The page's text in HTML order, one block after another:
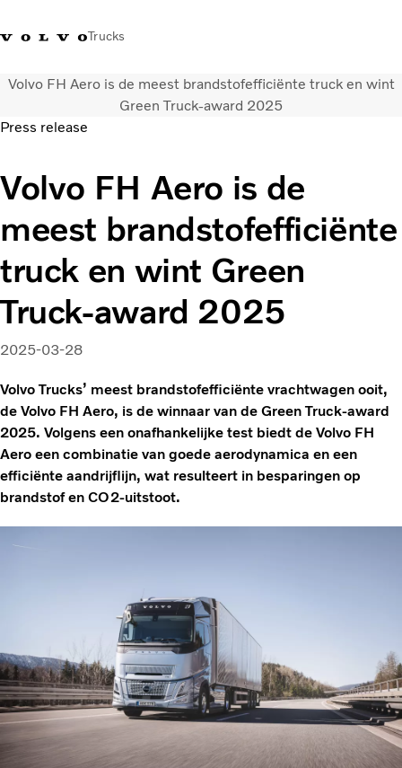
Trucks
ContactKennis vergrotenMerchandiseInloggenNederland
CO2-reductie
Trucks
Truck Builder
Services
Dealer locator
Nieuws
Over ons
Volvo FH Aero is de meest brandstofefficiënte truck en wint
Green Truck-award 2025
Press release
Volvo FH Aero is de
meest brandstofefficiënte
truck en wint Green
Truck-award 2025
2025-03-28
Volvo Trucks’ meest brandstofefficiënte vrachtwagen ooit,
de Volvo FH Aero, is de winnaar van de Green Truck-award
2025. Volgens een onafhankelijke test biedt de Volvo FH
Aero een combinatie van goede aerodynamica en een
efficiënte aandrijflijn, wat resulteert in besparingen op
brandstof en CO2-uitstoot.